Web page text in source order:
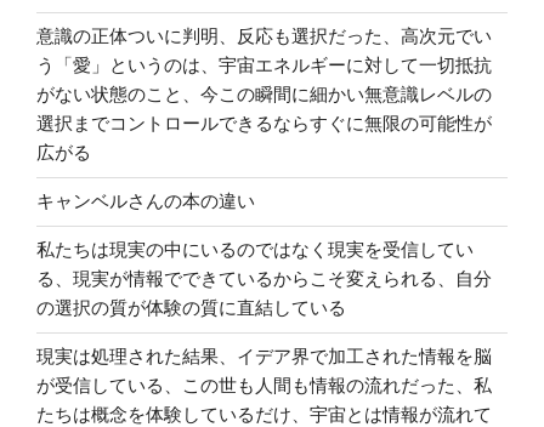
意識の正体ついに判明、反応も選択だった、高次元でい
う「愛」というのは、宇宙エネルギーに対して一切抵抗
がない状態のこと、今この瞬間に細かい無意識レベルの
選択までコントロールできるならすぐに無限の可能性が
広がる
キャンベルさんの本の違い
私たちは現実の中にいるのではなく現実を受信してい
る、現実が情報でできているからこそ変えられる、自分
の選択の質が体験の質に直結している
現実は処理された結果、イデア界で加工された情報を脳
が受信している、この世も人間も情報の流れだった、私
たちは概念を体験しているだけ、宇宙とは情報が流れて